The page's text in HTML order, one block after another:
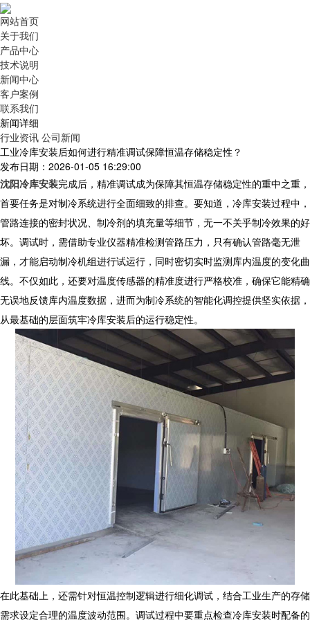
网站首页
关于我们
产品中心
技术说明
新闻中心
客户案例
联系我们
新闻详细
行业资讯 公司新闻
工业冷库安装后如何进行精准调试保障恒温存储稳定性？
发布日期：2026-01-05 16:29:00
沈阳冷库安装完成后，精准调试成为保障其恒温存储稳定性的重中之重，
首要任务是对制冷系统进行全面细致的排查。要知道，冷库安装过程中，
管路连接的密封状况、制冷剂的填充量等细节，无一不关乎制冷效果的好
坏。调试时，需借助专业仪器精准检测管路压力，只有确认管路毫无泄
漏，才能启动制冷机组进行试运行，同时密切实时监测库内温度的变化曲
线。不仅如此，还要对温度传感器的精准度进行严格校准，确保它能精确
无误地反馈库内温度数据，进而为制冷系统的智能化调控提供坚实依据，
从最基础的层面筑牢冷库安装后的运行稳定性。
在此基础上，还需针对恒温控制逻辑进行细化调试，结合工业生产的存储
需求设定合理的温度波动范围。调试过程中要重点检查冷库安装时配备的